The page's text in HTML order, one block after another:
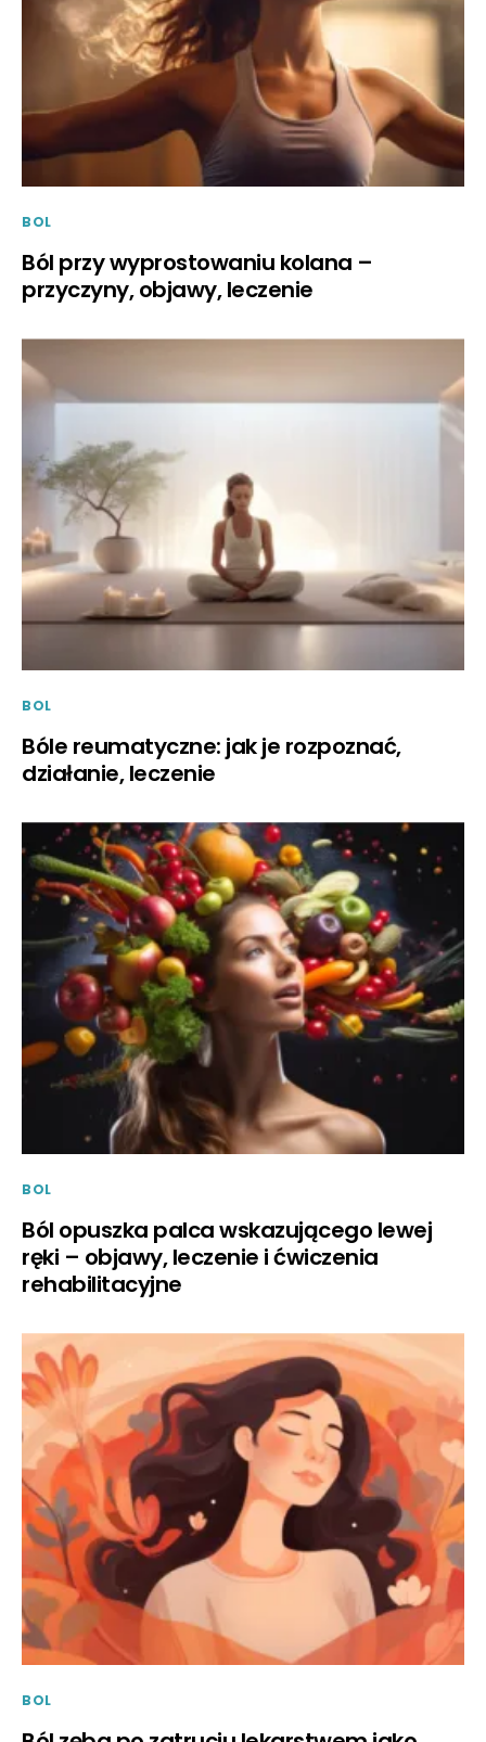
BOL
Ból przy wyprostowaniu kolana –
przyczyny, objawy, leczenie
BOL
Bóle reumatyczne: jak je rozpoznać,
działanie, leczenie
BOL
Ból opuszka palca wskazującego lewej
ręki – objawy, leczenie i ćwiczenia
rehabilitacyjne
BOL